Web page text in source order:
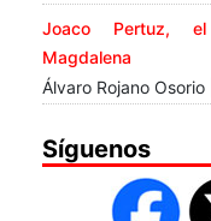
Joaco Pertuz,
Magdalena
Álvaro Rojano
Síguenos